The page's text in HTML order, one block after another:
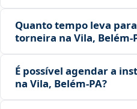
Quanto tempo leva
torneira na Vila,
É possível agendar a
na Vila, Belém‑PA?